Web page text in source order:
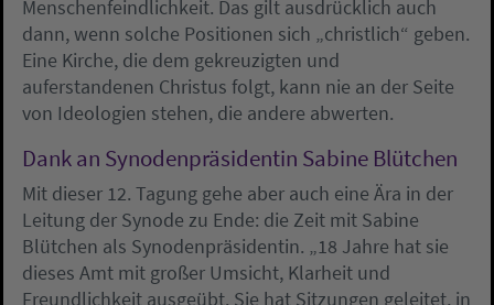
Menschenfeindlichkeit. Das gilt ausdrücklich auch
dann, wenn solche Positionen sich „christlich“ geben.
Eine Kirche, die dem gekreuzigten und
auferstandenen Christus folgt, kann nie an der Seite
von Ideologien stehen, die andere abwerten.
Dank an Synodenpräsidentin Sabine Blütchen
Mit dieser 12. Tagung gehe aber auch eine Ära in der
Leitung der Synode zu Ende: die Zeit mit Sabine
Blütchen als Synodenpräsidentin. „18 Jahre hat sie
dieses Amt mit großer Umsicht, Klarheit und
Freundlichkeit ausgeübt. Sie hat Sitzungen geleitet, in